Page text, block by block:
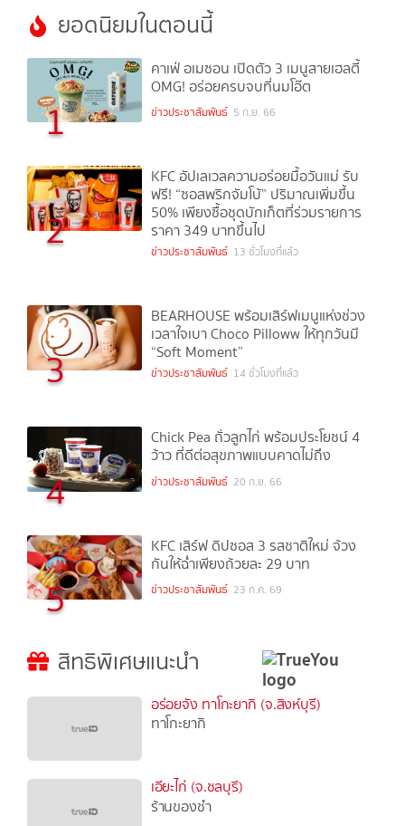
ยอดนิยมในตอนนี้
1
คาเฟ่ อเมซอน เปิดตัว 3 เมนูสายเฮลตี้
OMG! อร่อยครบจบที่นมโอ๊ต
ข่าวประชาสัมพันธ์ 5 ก.ย. 66
2
KFC อัปเลเวลความอร่อยมื้อวันแม่ รับ
ฟรี! “ซอสพริกจัมโบ้” ปริมาณเพิ่มขึ้น
50% เพียงซื้อชุดบักเก็ตที่ร่วมรายการ
ราคา 349 บาทขึ้นไป
ข่าวประชาสัมพันธ์ 13 ชั่วโมงที่แล้ว
3
BEARHOUSE พร้อมเสิร์ฟเมนูแห่งช่วง
เวลาใจเบา Choco Pilloww ให้ทุกวันมี
“Soft Moment”
ข่าวประชาสัมพันธ์ 14 ชั่วโมงที่แล้ว
4
Chick Pea ถั่วลูกไก่ พร้อมประโยชน์ 4
ว้าว ที่ดีต่อสุขภาพแบบคาดไม่ถึง
ข่าวประชาสัมพันธ์ 20 ก.ย. 66
5
KFC เสิร์ฟ ดิปซอส 3 รสชาติใหม่ จ้วง
กันให้ฉ่ำเพียงถ้วยละ 29 บาท
ข่าวประชาสัมพันธ์ 23 ก.ค. 69
สิทธิพิเศษแนะนำ
อร่อยจัง ทาโกะยากิ (จ.สิงห์บุรี)
ทาโกะยากิ
เอียะไก่ (จ.ชลบุรี)
ร้านของชำ